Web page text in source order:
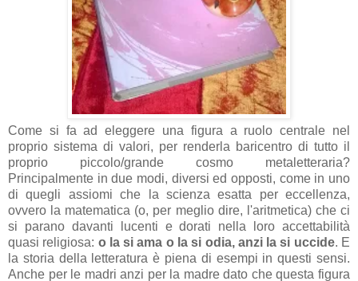
Come si fa ad eleggere una figura a ruolo centrale nel
proprio sistema di valori, per renderla baricentro di tutto il
proprio piccolo/grande cosmo metaletteraria?
Principalmente in due modi, diversi ed opposti, come in uno
di quegli assiomi che la scienza esatta per eccellenza,
ovvero la matematica (o, per meglio dire, l'aritmetica) che ci
si parano davanti lucenti e dorati nella loro accettabilità
quasi religiosa: o la si ama o la si odia, anzi la si uccide. E
la storia della letteratura è piena di esempi in questi sensi.
Anche per le madri anzi per la madre dato che questa figura